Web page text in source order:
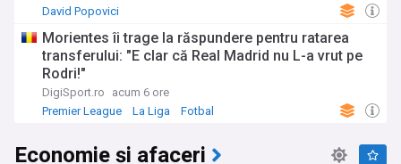
David Popovici
Morientes îi trage la răspundere pentru ratarea
transferului: "E clar că Real Madrid nu L-a vrut pe
Rodri!"
DigiSport.ro
acum 6 ore
Premier League
La Liga Fotbal
Economie și afaceri